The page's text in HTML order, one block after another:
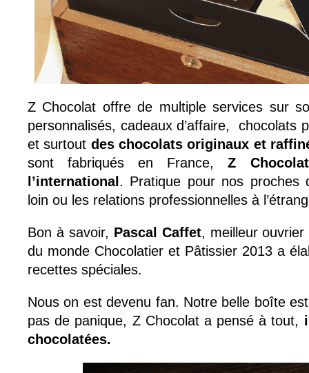
Z Chocolat offre de multiple services sur
personnalisés, cadeaux d’affaire, chocolats
et surtout des chocolats originaux et
sont fabriqués en France,Z
l’international . Pratique pour nos proches
loin ou les relations professionnelles à
Bon à savoir, Pascal Caffet, meilleur
du monde Chocolatier et Pâtissier 2013 a
recettes spéciales.
Nous on est devenu fan. Notre belle boîte
pas de panique, Z Chocolat a pensé à tout,
chocolatées.